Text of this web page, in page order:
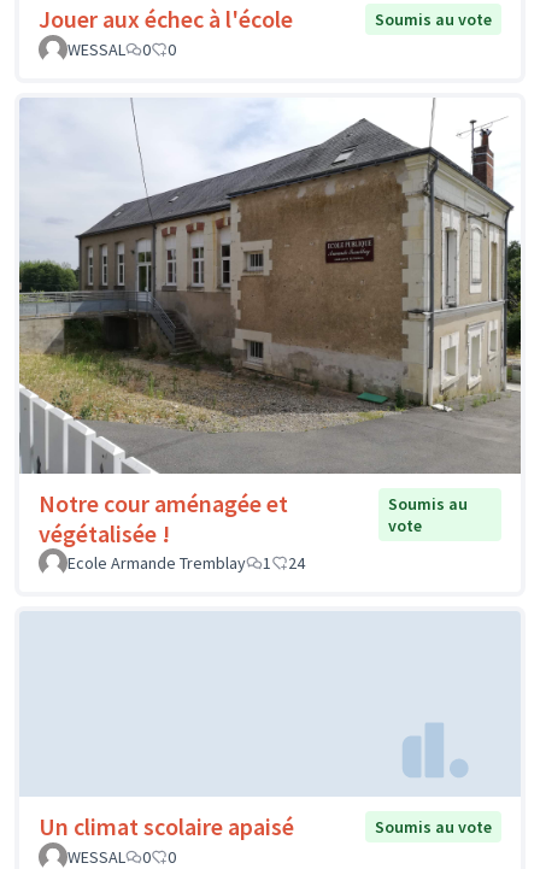
Jouer aux échec à l'école
Soumis au vote
WESSAL
0 0
Notre cour aménagée et
végétalisée !
Soumis au
vote
Ecole Armande Tremblay
1 24
Un climat scolaire apaisé
Soumis au vote
WESSAL
0 0